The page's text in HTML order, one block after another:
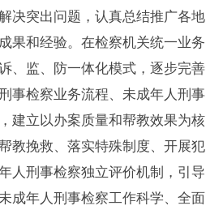
决突出问题，认真总结推广各地
果和经验。在检察机关统一业务
、监、防一体化模式，逐步完善
事检察业务流程、未成年人刑事
建立以办案质量和帮教效果为核
教挽救、落实特殊制度、开展犯
人刑事检察独立评价机制，引导
成年人刑事检察工作科学、全面